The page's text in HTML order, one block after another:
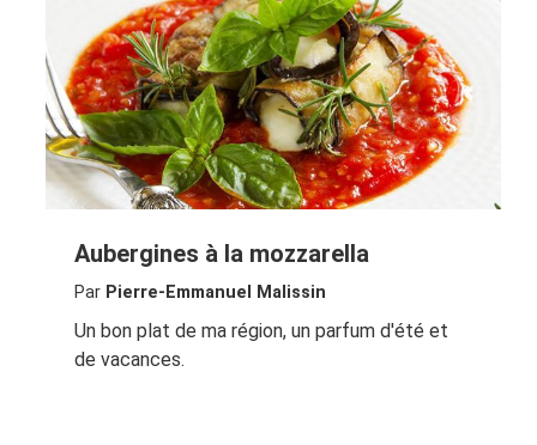
Aubergines à la mozzarella
Par Pierre-Emmanuel Malissin
Un bon plat de ma région, un parfum d'été et
de vacances.